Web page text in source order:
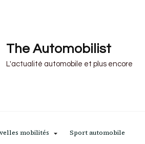
The Automobilist
L'actualité automobile et plus encore
mobilités Sport automobile